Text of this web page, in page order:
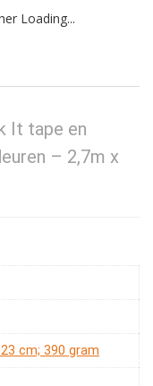
Loading...
It tape en
– 2,7m x
cm; 390 gram